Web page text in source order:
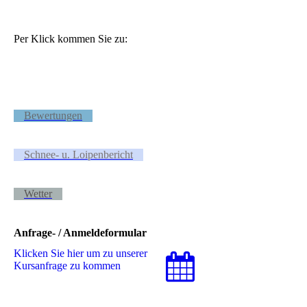
Per Klick kommen Sie zu:
Bewertungen
Schnee- u. Loipenbericht
Wetter
Anfrage- / Anmeldeformular
Klicken Sie hier um zu unserer
Kursanfrage zu kommen